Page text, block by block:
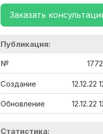
Заказать
Публикация:
№
Создание 12.12.22
Обновление 12.12.22
Статистика: